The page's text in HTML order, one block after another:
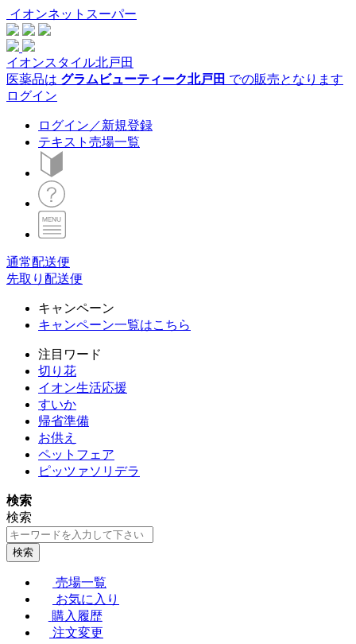
イオンネットスーパー
イオンスタイル北戸田
医薬品は グラムビューティーク北戸田 での販売となります
ログイン
ログイン／新規登録
テキスト売場一覧
通常配送便
先取り配送便
キャンペーン
キャンペーン一覧はこちら
注目ワード
切り花
イオン生活応援
すいか
帰省準備
お供え
ペットフェア
ピッツァソリデラ
検索
検索
検索
売場一覧
お気に入り
購入履歴
注文変更